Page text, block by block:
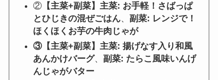
② 【主菜+副菜】主菜: お手軽！さばっぱ
とひじきの混ぜごはん、副菜: レンジで！
ほくほくお芋の牛肉じゃが
③【主菜+副菜】 主菜: 揚げなす入り和風
あんかけバーグ、副菜: たらこ風味いんげ
んじゃがバター